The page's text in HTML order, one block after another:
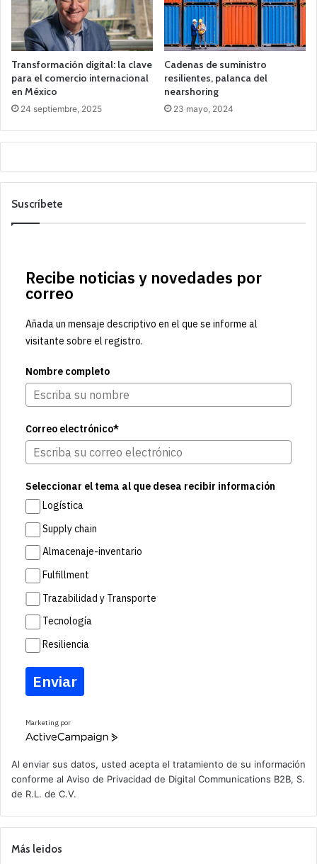
Transformación digital: la clave
para el comercio internacional
en México
24 septiembre, 2025
Cadenas de suministro
resilientes, palanca del
nearshoring
23 mayo, 2024
Suscríbete
Recibe noticias y novedades por
correo
Añada un mensaje descriptivo en el que se informe al
visitante sobre el registro.
Nombre completo
Correo electrónico*
Seleccionar el tema al que desea recibir información
Logística
Supply chain
Almacenaje-inventario
Fulfillment
Trazabilidad y Transporte
Tecnología
Resiliencia
Enviar
Marketing por
A
v
e
a
m
a
Al enviar sus datos, usted acepta el tratamiento de su información
conforme al Aviso de Privacidad de Digital Communications B2B, S.
de R.L. de C.V.
Más leidos